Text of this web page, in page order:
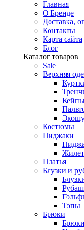
Главная
О Бренде
Доставка,
Контакты
Карта сайта
Блог
Каталог товаров
Sale
Верхняя
Кейпы
Костюмы
Пиджаки
Платья
Блузки и
Топы
Брюки
Брюки